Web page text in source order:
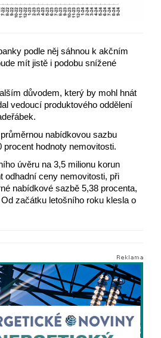
podle něj sáhnou k akčním
mít jistě i podobu snížené
důvodem, který by mohl hnát
vedoucí produktového oddělení
nabídkovou sazbu
procent hodnoty nemovitosti.
úvěru na 3,5 milionu korun
odhadní ceny nemovitosti, při
nabídkové sazbě 5,38 procenta,
začátku letošního roku klesla o